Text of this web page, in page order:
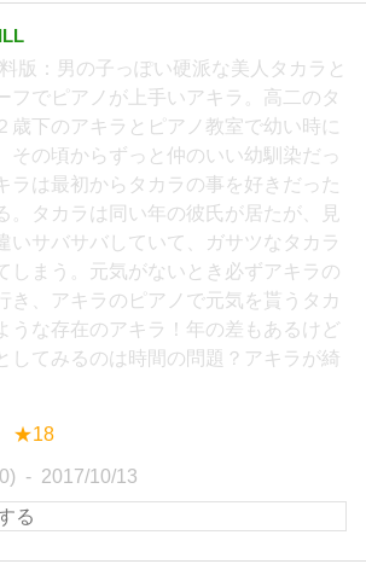
版：男の子っぽい硬派な美人タカラと
フでピアノが上手いアキラ。高二のタ
歳下のアキラとピアノ教室で幼い時に
その頃からずっと仲のいい幼馴染だっ
ラは最初からタカラの事を好きだった
。タカラは同い年の彼氏が居たが、見
いサバサバしていて、ガサツなタカラ
しまう。元気がないとき必ずアキラの
き、アキラのピアノで元気を貰うタカ
うな存在のアキラ！年の差もあるけど
してみるのは時間の問題？アキラが綺
★18
2017/10/13